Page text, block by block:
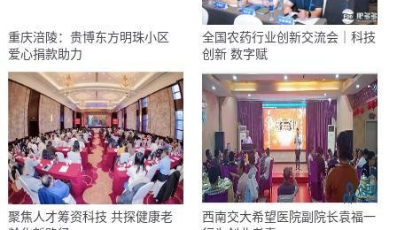
重庆涪陵：贵博东方明珠小区
爱心捐款助力
全国农药行业创新交流会｜科技
创新 数字赋
聚焦人才筹资科技 共探健康老
西南交大希望医院副院长袁福一